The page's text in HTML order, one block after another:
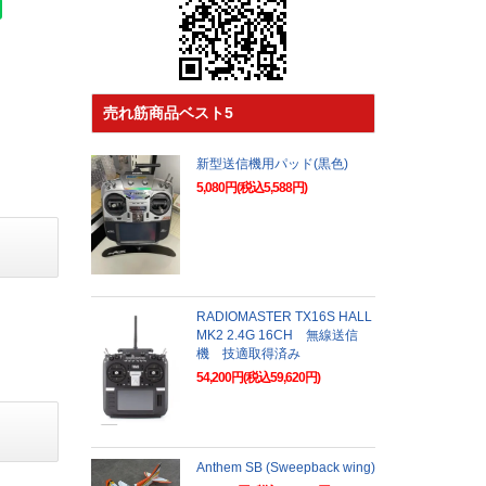
売れ筋商品ベスト5
新型送信機用パッド(黒色)
5,080円(税込5,588円)
RADIOMASTER TX16S HALL
MK2 2.4G 16CH 無線送信
機 技適取得済み
54,200円(税込59,620円)
Anthem SB (Sweepback wing)